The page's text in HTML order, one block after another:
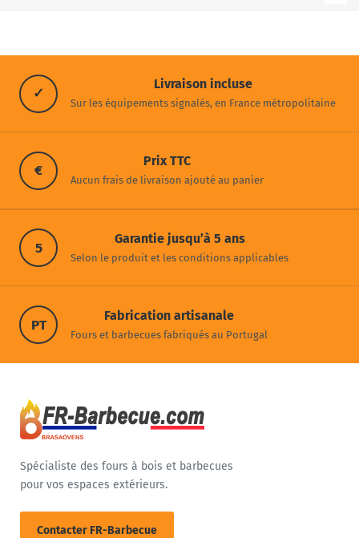
✓
Livraison incluse
Sur les équipements signalés, en France métropolitaine
€
Prix TTC
Aucun frais de livraison ajouté au panier
5
Garantie jusqu’à 5 ans
Selon le produit et les conditions applicables
PT
Fabrication artisanale
Fours et barbecues fabriqués au Portugal
Spécialiste des fours à bois et barbecues
pour vos espaces extérieurs.
Contacter FR-Barbecue